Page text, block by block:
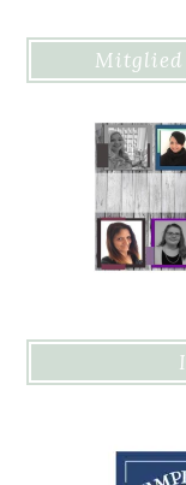
Mitglied